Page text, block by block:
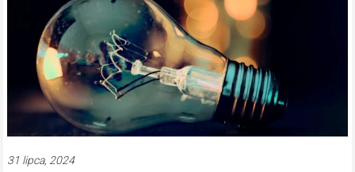
31 lipca, 2024